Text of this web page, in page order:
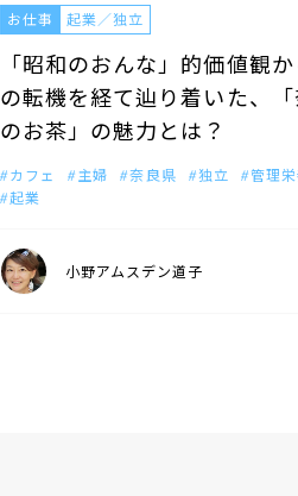
お仕事 起業／独立
「昭和のおんな」的価値観
の転機を経て辿り着いた、
のお茶」の魅力とは？
カフェ 主婦 奈良県 独立
管理
起業
小野アムスデン道子